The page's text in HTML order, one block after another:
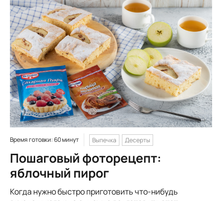
Время готовки: 60 минут Выпечка Десерты
Пошаговый фоторецепт:
яблочный пирог
Когда нужно быстро приготовить что-нибудь